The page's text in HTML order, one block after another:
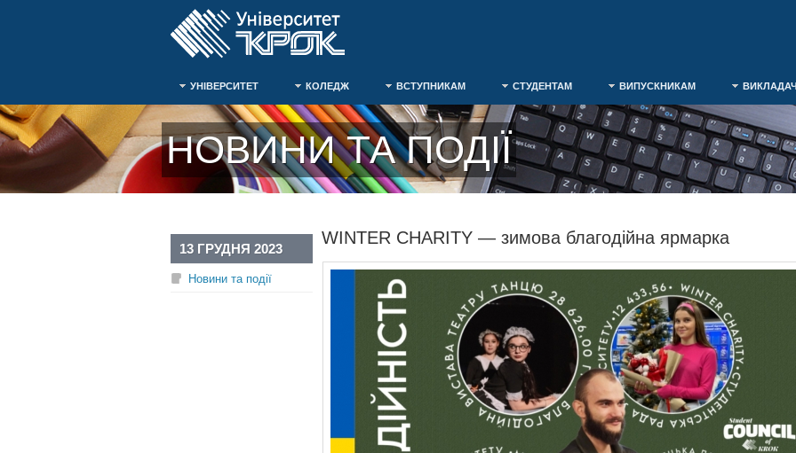
УНІВЕРСИТЕТ КОЛЕДЖ ВСТУПНИКАМ СТУДЕНТАМ ВИПУСКНИКАМ
НОВИНИ ТА ПОДІЇ
WINTER CHARITY — зимова благодійна ярмарка
13 ГРУДНЯ 2023
Новини та події